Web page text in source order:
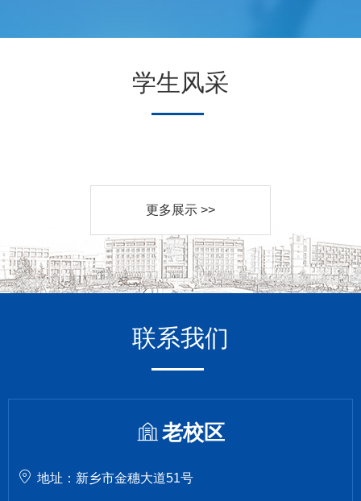
学生风采
更多展示 >>
联系我们
老校区
地址：新乡市金穗大道51号